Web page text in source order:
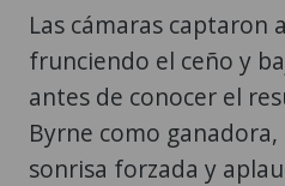
Las cámaras captaron
frunciendo el ceño y
antes de conocer el
Byrne como
sonrisa forzada y